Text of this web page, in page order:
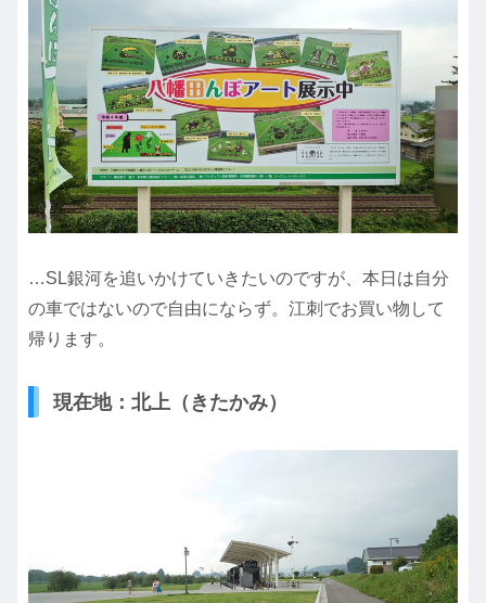
…SL銀河を追いかけていきたいのですが、本日は自分
の車ではないので自由にならず。江刺でお買い物して
帰ります。
現在地：北上（きたかみ）